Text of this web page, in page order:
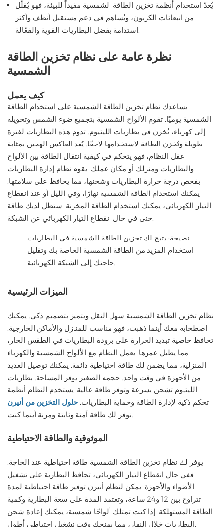
يُعدّ استخدام أنظمة تخزين الطاقة الشمسية مفيداً للبيئة، فهو يُقلّل
من انبعاثات الكربون، ويُساهم في دعم مستقبل أنظف وأكثر
استدامة بفضل البطاريات القوية والفعّالة.
نظرة عامة على نظام تخزين الطاقة
الشمسية
كيف يعمل
يساعدك نظام تخزين الطاقة الشمسية على استخدام الطاقة
الشمسية يوميًا. تقوم الألواح الشمسية بتجميع ضوء الشمس وتحويله
إلى كهرباء، تُخزن في بطاريات الليثيوم. تدوم هذه البطاريات لفترة
طويلة وتُخزن الطاقة لاستخدامها لاحقًا. يُعد العاكس الهجين بمثابة
عقل النظام، فهو يتحكم في كيفية انتقال الطاقة بين الألواح
والبطاريات ومنزلك أو مكان عملك. يقوم نظام إدارة البطاريات
بفحص درجة حرارة البطاريات وشحنها، مما يحافظ على سلامتها.
يمكنك استخدام الطاقة الشمسية نهارًا، وفي الليل أو عند انقطاع
التيار الكهربائي، يمكنك استخدام الطاقة المخزنة. ستظل لديك طاقة
حتى في حال انقطاع التيار الكهربائي عن الشبكة.
نصيحة: يتيح لك تخزين الطاقة الشمسية في البطاريات
استخدام المزيد من الطاقة الشمسية الخاصة بك وتقليل
حاجتك إلى الشبكة الكهربائية.
الميزات الرئيسية
نظام تخزين الطاقة الشمسية سهل النقل ويتميز بتصميم ذكي. يمكنك
اصطحابه معك أينما ذهبت، فهو مناسب للمنازل والأماكن الخارجية.
تحافظ خاصية تبديد الحرارة على برودة البطاريات في الطقس الحار،
مما يطيل عمرها. يعمل النظام مع الألواح الشمسية والكهرباء
المنزلية، مما يضمن لك طاقة احتياطية دائمة. يمكنك توصيل العديد
من الأجهزة في وقت واحد. حجمه الصغير يوفر المساحة. بطاريات
الليثيوم تشحن بسرعة وتوفر طاقة عالية. يستخدم النظام أنظمة
تحكم ذكية لإدارة الطاقة وحماية البطاريات. حلول التخزين من أنيرن
نوفر لك طاقة آمنة وثابتة ومرنة أينما كنت.
الموثوقية والطاقة الاحتياطية
يوفر لك نظام تخزين الطاقة الشمسية طاقة احتياطية عند الحاجة.
ففي حال انقطاع التيار الكهربائي، تحافظ البطارية على تشغيل
الأضواء والأجهزة. يمكن لنظام أنيرن توفير طاقة احتياطية لمدة
تتراوح بين 12 و24 ساعة، وتعتمد المدة على سعة البطارية وكمية
الطاقة المستهلكة. إذا كنت تمتلك ألواحًا شمسية، يمكنك إعادة شحن
البطاريات خلال النهار، مما يمنحك وقت تشغيل احتياطي أطول.